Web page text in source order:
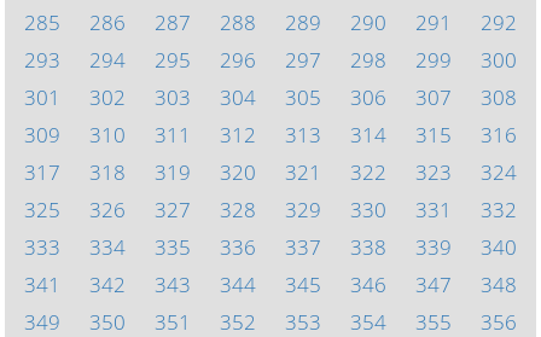
285
286 287 288 289 290 291
292
293
294 295 296 297 298 299
300
301
302 303 304 305 306 307
308
309
310 311 312 313 314 315
316
317
318 319 320 321 322 323
324
325
326 327 328 329 330 331
332
333
334 335 336 337 338 339
340
341
342 343 344 345 346 347
348
349
350 351 352 353 354 355 356